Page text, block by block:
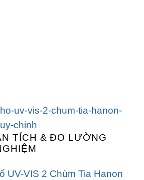
TÍCH & ĐO LƯỜNG
UV-VIS 2 Chùm Tia Hanon